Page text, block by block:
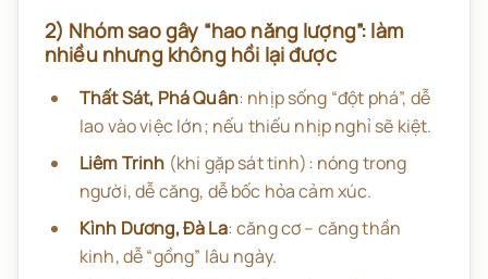
2) Nhóm sao gây “hao năng lượng”: làm
nhiều nhưng không hồi lại được
Thất Sát, Phá Quân: nhịp sống “đột phá”, dễ
lao vào việc lớn; nếu thiếu nhịp nghỉ sẽ kiệt.
Liêm Trinh (khi gặp sát tinh): nóng trong
người, dễ căng, dễ bốc hỏa cảm xúc.
Kình Dương, Đà La: căng cơ – căng thần
kinh, dễ “gồng” lâu ngày.